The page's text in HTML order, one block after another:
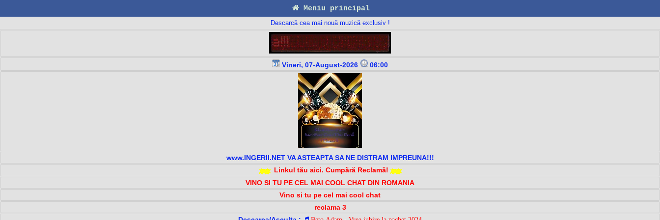
Meniu principal
Descarcă cea mai nouă muzică exclusiv !
Vineri, 07-August-2026 06:00
www.INGERII.NET VA ASTEAPTA SA NE DISTRAM IMPREUNA!!!
Linkul tău aici. Cumpără Reclamă!
VINO SI TU PE CEL MAI COOL CHAT DIN ROMANIA
Vino si tu pe cel mai cool chat
reclama 3